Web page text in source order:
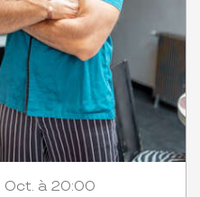
Oct. à 20:00